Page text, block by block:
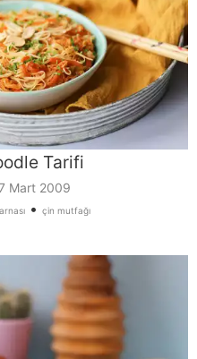
Tarifi
Mart 2009
• çin mutfağı